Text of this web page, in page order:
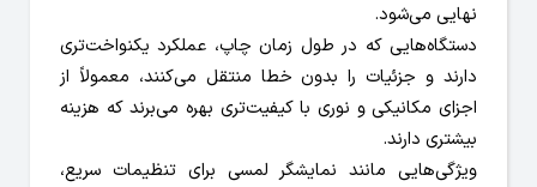
نهایی می‌شود.
دستگاه‌هایی که در طول زمان چاپ، عملکرد یکنواخت‌تری
دارند و جزئیات را بدون خطا منتقل می‌کنند، معمولاً از
اجزای مکانیکی و نوری با کیفیت‌تری بهره می‌برند که هزینه
بیشتری دارند.
ویژگی‌هایی مانند نمایشگر لمسی برای تنظیمات سریع،